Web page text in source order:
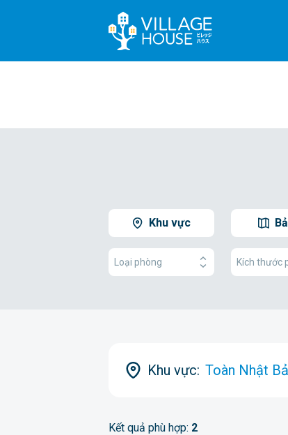
Khu vực
Loại phòng Kích thước
Khu vực: Toàn Nhật
Kết quả phù hợp: 2